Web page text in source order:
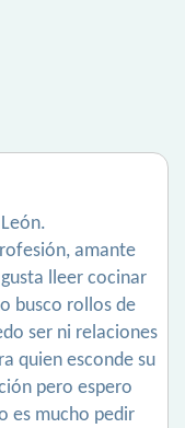
amante
lleer cocinar
busco rollos de
ser ni relaciones
quien esconde su
pero espero
es mucho pedir